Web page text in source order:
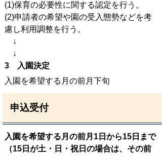
(1)保育の必要性に関する認定を行う。
(2)申請者の希望や園の受入態勢などを考
慮し利用調整を行う。
↓
↓
3 入園決定
入園を希望する月の前月下旬
申込受付
入園を希望する月の前月1日から15日まで
（15日が土・日・祝日の場合は、その前